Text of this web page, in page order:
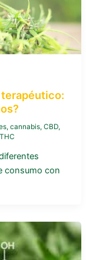
, cannabis, CBD,
THC
consumo con